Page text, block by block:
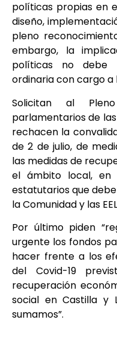
políticas propias en
diseño,
pleno
embargo, la
políticas no debe
ordinaria con cargo a
Solicitan al
parlamentarios de
rechacen la
de 2 de julio, de
las medidas de
el ámbito local, en
estatutarios que
la Comunidad y las
Por último piden
urgente los fondos
hacer frente a los
del Covid-19
recuperación
social en Castilla y
sumamos”.